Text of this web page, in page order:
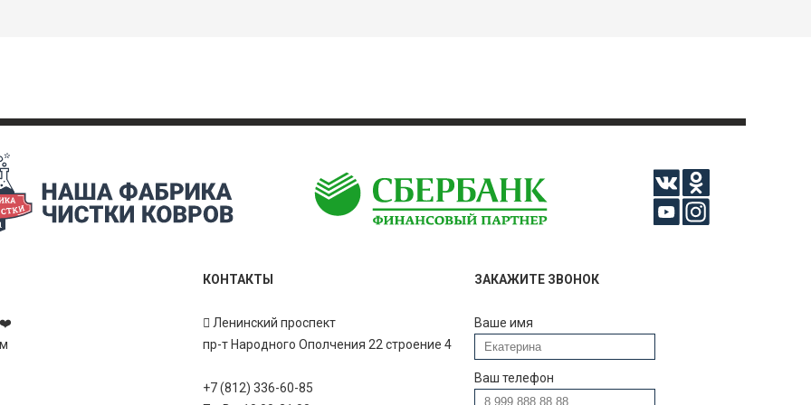
❤️
КОНТАКТЫ
Ленинский проспект
пр-т Народного Ополчения 22 строение 4
+7 (812) 336-60-85
ЗАКАЖИТЕ ЗВОНОК
Ваше имя
Ваш телефон